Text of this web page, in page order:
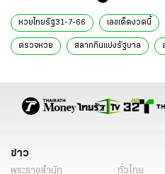
หวยไทยรัฐ31-7-66 เลขเด็ดงวดนี้
ตรวจหวย สลากกินแบ่งรัฐบาล
อาศรมฤาษีเณร เลขเด็ดฤาษีเณร
ข่าว
พระราชสำนัก ทั่วไทย